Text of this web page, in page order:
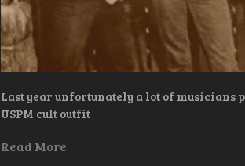
Last year unfortunately a lot of musicians
USPM cult outfit
Read More